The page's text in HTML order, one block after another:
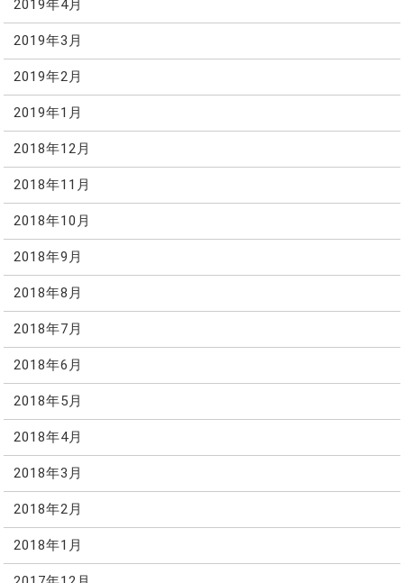
2019年4月
2019年3月
2019年2月
2019年1月
2018年12月
2018年11月
2018年10月
2018年9月
2018年8月
2018年7月
2018年6月
2018年5月
2018年4月
2018年3月
2018年2月
2018年1月